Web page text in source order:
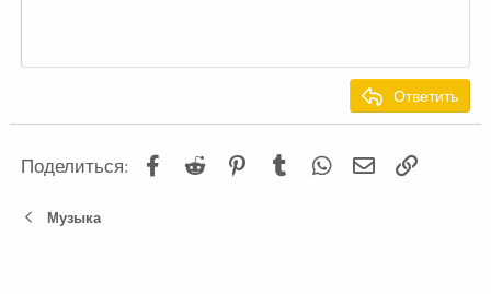
26
Trebuchet MS
Выравнивание текста
Заголовок 2
Ответить
Поделиться: Facebook
Reddit PinterestTumblr WhatsApp
Музыка